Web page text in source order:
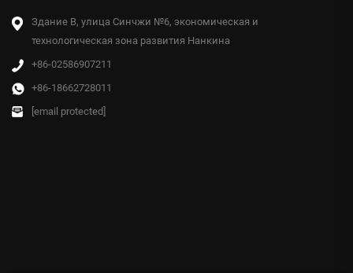
Здание B, улица Синчжи №6, экономическая и
технологическая зона развития Нанкина
+86-02586907211
+86-18662728011
[email protected]